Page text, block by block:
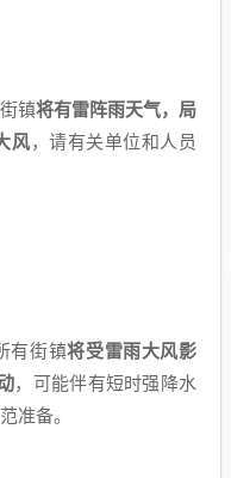
镇将有雷阵雨天气，局
风，请有关单位和人员
有街镇将受雷雨大风影
，可能伴有短时强降水
准备。